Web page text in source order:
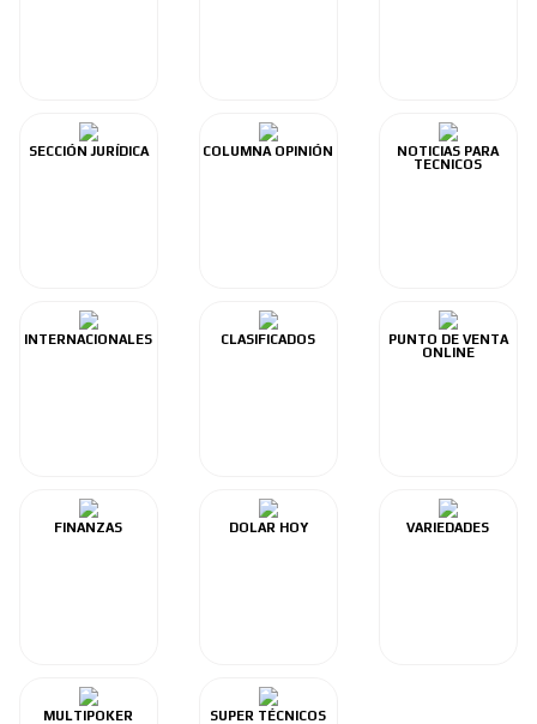
SECCIÓN JURÍDICA COLUMNA OPINIÓN
NOTICIAS PARA
TECNICOS
INTERNACIONALES CLASIFICADOS
PUNTO DE VENTA
ONLINE
FINANZAS DOLAR HOY VARIEDADES
MULTIPOKER SUPER TÉCNICOS